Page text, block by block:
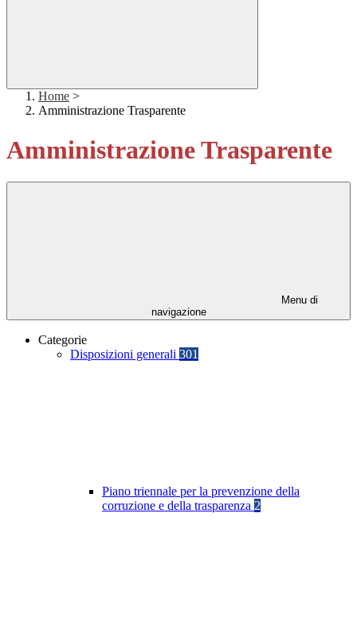
Home >
Amministrazione Trasparente
Amministrazione Trasparente
Menu di
navigazione
Categorie
Disposizioni generali 301
Piano triennale per la prevenzione della
corruzione e della trasparenza 2